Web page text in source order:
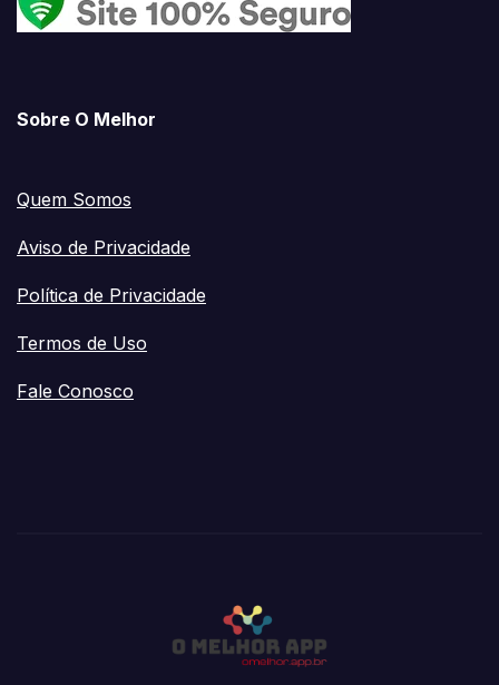
Sobre O Melhor
Quem Somos
Aviso de Privacidade
Política de Privacidade
Termos de Uso
Fale Conosco